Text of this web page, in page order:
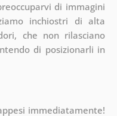
di immagini
inchiostri di alta
che non rilasciano
di posizionarli in
immediatamente!